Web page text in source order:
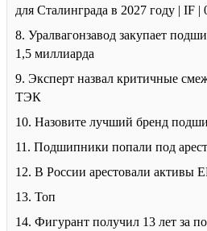
для Сталинграда в 2027 году | IF |
8. Уралвагонзавод закупает
1,5 миллиарда
9. Эксперт назвал критичные
ТЭК
10. Назовите лучший бренд
11. Подшипники попали под арест
12. В России арестовали активы
13. Топ
14. Фигурант получил 13 лет за